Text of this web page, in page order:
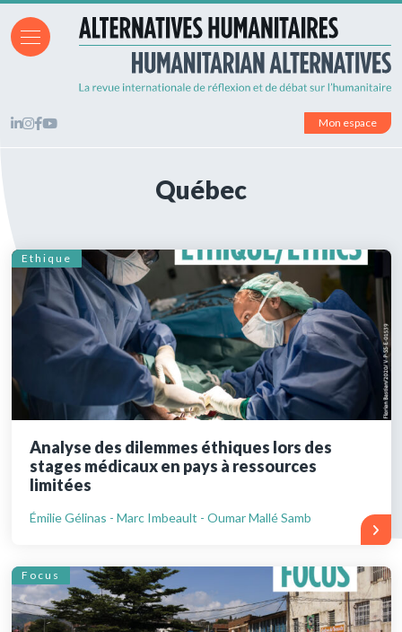
Mon espace
Québec
Ethique
Analyse des dilemmes éthiques lors des
stages médicaux en pays à ressources
limitées
Émilie Gélinas - Marc Imbeault - Oumar Mallé Samb
Focus